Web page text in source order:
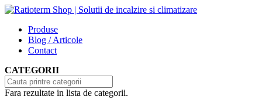
Produse
Blog / Articole
Contact
CATEGORII
Fara rezultate in lista de categorii.